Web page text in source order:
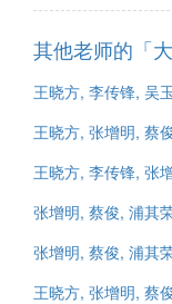
其他老师的「
王晓方, 李传锋, 吴
王晓方, 张增明, 蔡
王晓方, 李传锋, 张
张增明, 蔡俊, 浦其
张增明, 蔡俊, 浦其
王晓方, 张增明, 蔡